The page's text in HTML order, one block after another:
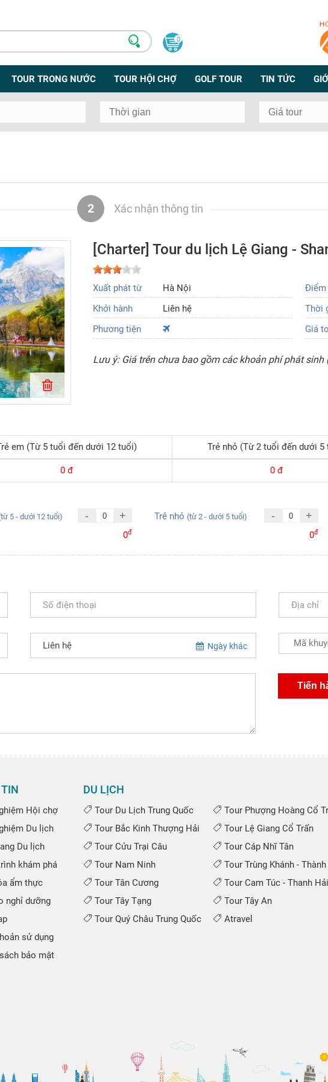
0
TOUR TRONG NƯỚC TOUR HỘI CHỢ GOLF TOUR TIN TỨC
2 Xác nhận thông tin
[Charter] Tour du lịch Lệ Giang -
Xuất phát từ Hà Nội Điểm
Khởi hành
Liên hệ Thời
Phương tiện
Giá
Lưu ý: Giá trên chưa bao gồm các khoản phí phát sinh
em (Từ 5 tuổi đến dưới 12 tuổi) Trẻ nhỏ (Từ 2 tuổi đến dưới 5
0 đ 0đ
5 - dưới 12 tuổi) - +
0đ
Trẻ nhỏ (từ 2 - dưới 5 tuổi) - +
0đ
Ngày khác
Hội chợ
Du lịch
Du lịch
khám phá
ẩm thực
nghỉ dưỡng
sử dụng
bảo mật
DU LỊCH
Tour Du Lịch Trung Quốc
Tour Phượng Hoàng Cổ
Tour Bắc Kinh Thượng Hải
Tour Lệ Giang Cổ Trấn
Tour Cửu Trại Câu
Tour Cáp Nhĩ Tân
Tour Nam Ninh
Tour Trùng Khánh -
Tour Tân Cương
Tour Cam Túc - Thanh Hải
Tour Tây Tạng
Tour Tây An
Tour Quý Châu Trung Quốc
Atravel